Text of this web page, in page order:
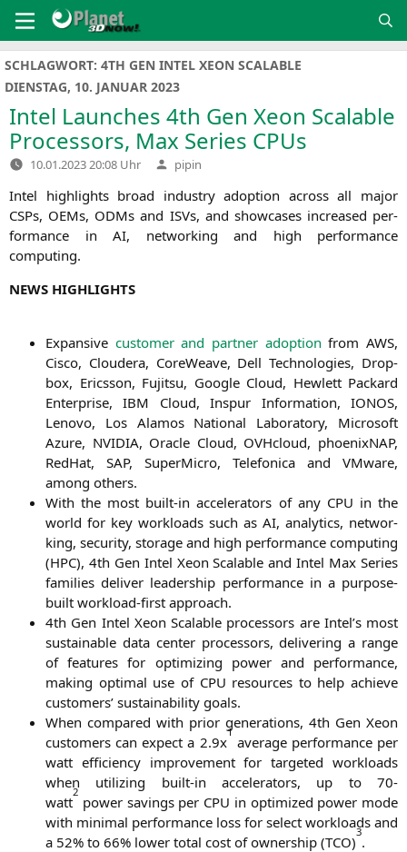
Inhalt
springen
SCHLAGWORT: 4TH GEN INTEL XEON SCALABLE
DIENSTAG, 10. JANUAR 2023
Intel Launches 4th Gen Xeon Scalable
Processors, Max Series CPUs
10.01.2023 20:08 Uhr Verfasst
von
pipin
Intel high­lights broad indus­try adop­ti­on across all major
CSPs, OEMs, ODMs and ISVs, and show­ca­ses increased per­
for­mance in AI, net­wor­king and high per­for­mance
computing.
NEWS HIGHLIGHTS
Expan­si­ve cus­to­mer and part­ner adop­ti­on fromAWS,
Cis­co, Clou­de­ra, Core­Wea­ve, Dell Tech­no­lo­gies, Drop­
box, Erics­son, Fuji­tsu, Goog­le Cloud, Hew­lett Packard
Enter­pri­se,IBM Cloud, Inspur Infor­ma­ti­on,IONOS,
Leno­vo, Los Ala­mos Natio­nal Labo­ra­to­ry, Micro­soft
Azu­re, NVIDIA, Ora­cle Cloud, OVH­cloud, phoe­nix­NAP,
Red­Hat, SAP, Super­Mi­cro, Tele­fo­ni­ca and VMware,
among others.
With the most built-in acce­le­ra­tors of any CPU in the
world for key workloads such as AI, ana­ly­tics, net­wor­
king, secu­ri­ty, sto­rage and high per­for­mance com­pu­ting
(HPC), 4th Gen Intel Xeon Sca­lable and Intel Max Series
fami­lies deli­ver lea­der­ship per­for­mance in a pur­po­se-
built workload-first approach.
4th Gen Intel Xeon Sca­lable pro­ces­sors are Intel’s most
sus­tainable data cen­ter pro­ces­sors, deli­ve­ring a ran­ge
of fea­tures for opti­mi­zing power and per­for­mance,
making opti­mal use of CPU resour­ces to help achie­ve
cus­to­mers’ sus­taina­bi­li­ty goals.
When com­pared with pri­or gene­ra­ti­ons, 4th Gen Xeon
cus­to­mers can expect a 2.9x
1
avera­ge per­for­mance per
watt effi­ci­en­cy impro­ve­ment for tar­ge­ted workloads
when uti­li­zing built-in acce­le­ra­tors, up to 70-
watt
2
power savings per CPU in opti­mi­zed power mode
with mini­mal per­for­mance loss for sel­ect workloads and
a 52% to 66% lower total cost of owner­ship (TCO)
3
.